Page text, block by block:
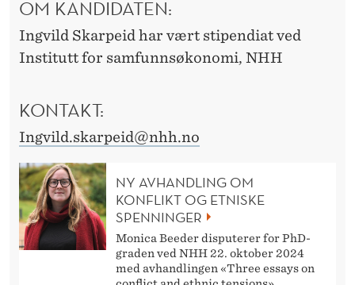
OM KANDIDATEN:
Ingvild Skarpeid har vært stipendiat ved
Institutt for samfunnsøkonomi, NHH
KONTAKT:
Ingvild.skarpeid@nhh.no
NY AVHANDLING OM
KONFLIKT OG ETNISKE
SPENNINGER
Monica Beeder disputerer for PhD-
graden ved NHH 22. oktober 2024
med avhandlingen «Three essays on